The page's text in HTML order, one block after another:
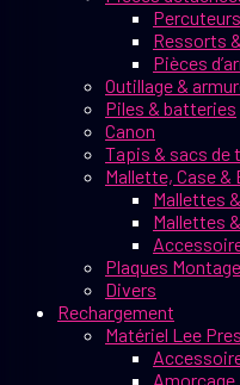
Ressorts
Pièces
Outillage &
Piles & batteries
Canon
Tapis & sacs de
Mallette, Case &
Mallettes
Mallettes
Plaques
Divers
Rechargement
Matériel Lee